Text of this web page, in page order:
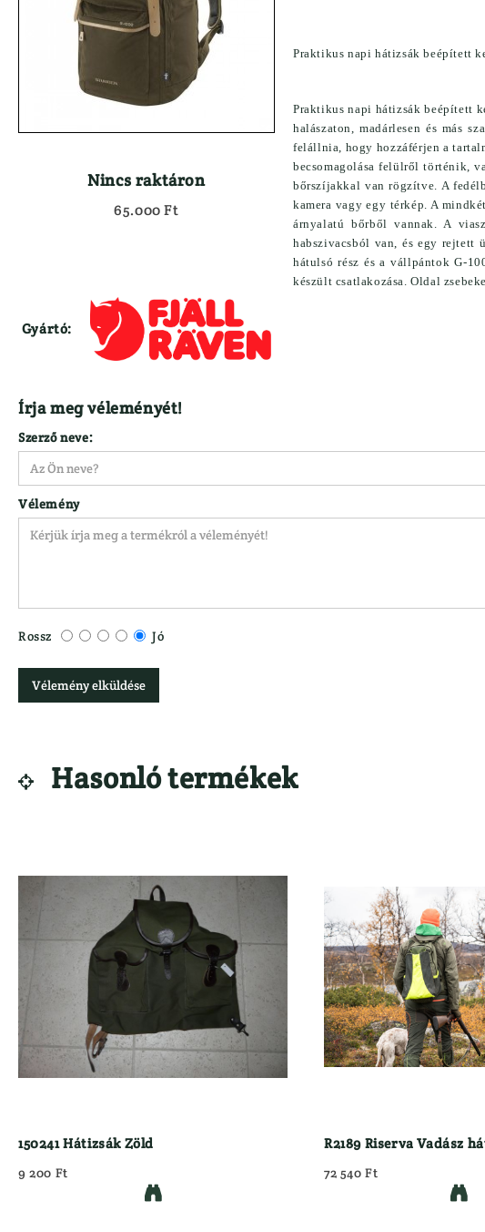
Kiegészítők
Hátizsák
Táskák
ESŐVÉDŐ RUHÁZAT
Használt Sörétes Fegyver
JÁTÉKFIGURÁK
KEDVEZMÉNYES VÁSÁR
KIFUTÓ MARTTIINI AKCIÓ
KUTYÁS FELSZERELÉS
LÁBBELIK
Csizma
Félcipő
Nincs raktáron
65.000 Ft
Gyártó:
Praktikus napi hátizsák beépített
Praktikus napi hátizsák beépített
halászaton, madárlesen és más
felállnia, hogy hozzáférjen a
becsomagolása felülről történik,
bőrszíjakkal van rögzítve. A
kamera vagy egy térkép. A
árnyalatú bőrből vannak. A
habszivacsból van, és egy rejtett
hátulsó rész és a vállpántok G-
készült csatlakozása. Oldal
Írja meg véleményét!
Szerző neve:
Vélemény
Rossz Jó
Vélemény elküldése
 Hasonló termékek
150241 Hátizsák Zöld
9 200 Ft

R2189 Riserva Vadász
72 540 Ft
